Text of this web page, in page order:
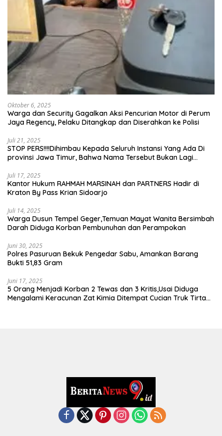
Oktober 6, 2025
Warga dan Security Gagalkan Aksi Pencurian Motor di Perum
Jaya Regency, Pelaku Ditangkap dan Diserahkan ke Polisi
Juli 21, 2025
STOP PERS!!!!Dihimbau Kepada Seluruh Instansi Yang Ada Di
provinsi Jawa Timur, Bahwa Nama Tersebut Bukan Lagi
Juli 17, 2025
Kantor Hukum RAHMAH MARSINAH dan PARTNERS Hadir di
Kraton By Pass Krian Sidoarjo
Juli 14, 2025
Warga Dusun Tempel Geger,Temuan Mayat Wanita Bersimbah
Darah Diduga Korban Pembunuhan dan Perampokan
Juni 30, 2025
Polres Pasuruan Bekuk Pengedar Sabu, Amankan Barang
Bukti 51,83 Gram
Juni 17, 2025
5 Orang Menjadi Korban 2 Tewas dan 3 Kritis,Usai Diduga
Mengalami Keracunan Zat Kimia Ditempat Cucian Truk Tirta